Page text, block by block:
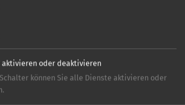
MARKETING
aktivieren oder deaktivieren
können Sie alle Dienste aktivieren oder